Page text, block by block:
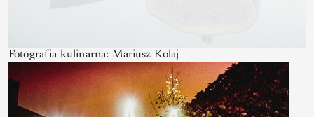
Fotografia kulinarna: Mariusz Kolaj